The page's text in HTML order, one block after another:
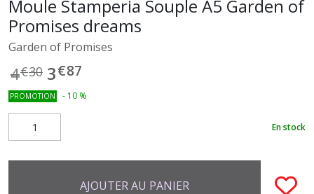
Moule Stamperia Souple A5 Garden of
Promises dreams
Garden of Promises
4€30 3€87
PROMOTION - 10 %
En stock
AJOUTER AU PANIER